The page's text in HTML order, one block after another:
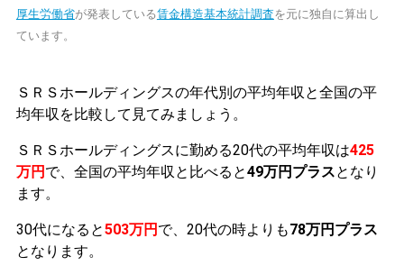
厚生労働省が発表している賃金構造基本統計調査を元に独自に算出し
ています。
ＳＲＳホールディングスの年代別の平均年収と全国の平
均年収を比較して見てみましょう。
ＳＲＳホールディングスに勤める20代の平均年収は425
万円 で、全国の平均年収と比べると49万円プラスとなり
ます。
30代になると503万円 で、20代の時よりも78万円プラス
となります。